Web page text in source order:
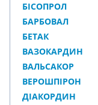
БІСОПРОЛ
БАРБОВАЛ
БЕТАК
ВАЗОКАРДИН
ВАЛЬСАКОР
ВЕРОШПІРОН
ДІАКОРДИН